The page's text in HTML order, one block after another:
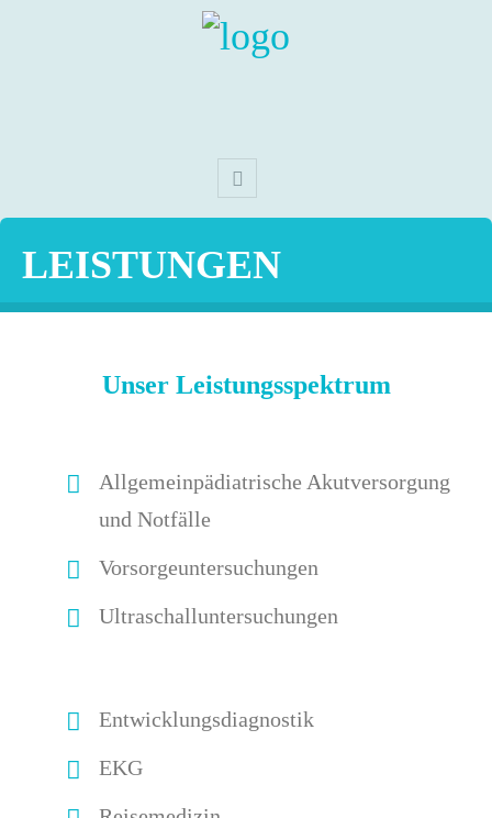
LEISTUNGEN
Unser Leistungsspektrum
Allgemeinpädiatrische Akutversorgung
und Notfälle
Vorsorgeuntersuchungen
Ultraschalluntersuchungen
Entwicklungsdiagnostik
EKG